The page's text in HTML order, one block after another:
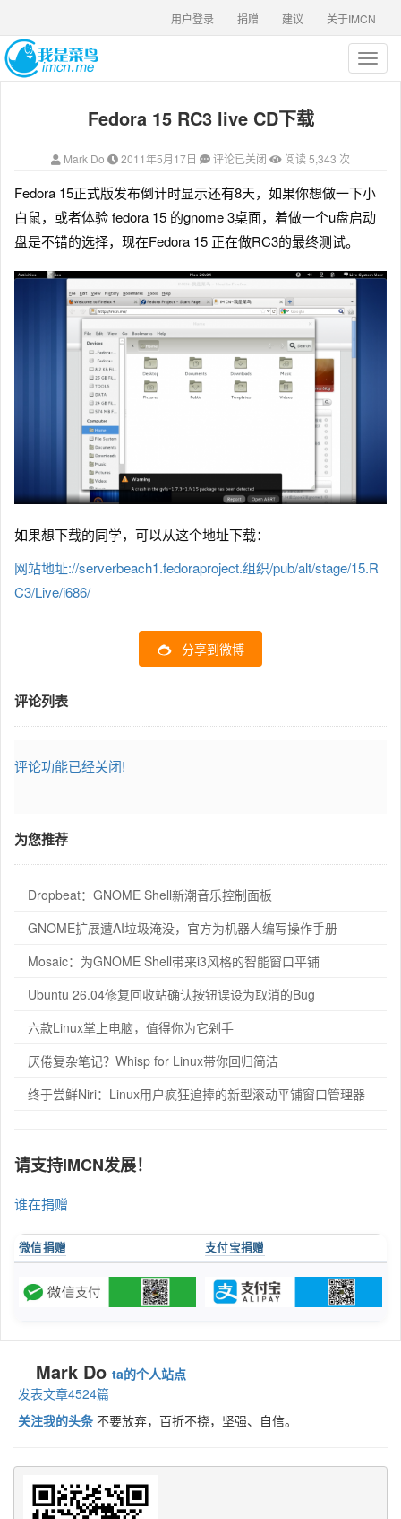
关于IMCN
建议
捐赠
用户登录
T
o
a
v
i
t
Fedora 15 RC3 live CD下载
Mark Do 2011年5月17日 评论已关闭 阅读 5,343 次
Fedora 15正式版发布倒计时显示还有8天，如果你想做一下小
白鼠，或者体验 fedora 15 的gnome 3桌面，着做一个u盘启动
盘是不错的选择，现在Fedora 15 正在做RC3的最终测试。
如果想下载的同学，可以从这个地址下载：
网站地址://serverbeach1.fedoraproject.组织/pub/alt/stage/15.R
C3/Live/i686/
分享到微博
评论列表
评论功能已经关闭!
为您推荐
Dropbeat：GNOME Shell新潮音乐控制面板
GNOME扩展遭AI垃圾淹没，官方为机器人编写操作手册
Mosaic：为GNOME Shell带来i3风格的智能窗口平铺
Ubuntu 26.04修复回收站确认按钮误设为取消的Bug
六款Linux掌上电脑，值得你为它剁手
厌倦复杂笔记？Whisp for Linux带你回归简洁
终于尝鲜Niri：Linux用户疯狂追捧的新型滚动平铺窗口管理器
请支持IMCN发展！
谁在捐赠
微信捐赠 支付宝捐赠
Mark Do ta的个人站点
发表文章4524篇
关注我的头条 不要放弃，百折不挠，坚强、自信。